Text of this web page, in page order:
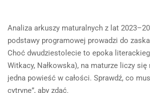
Analiza arkuszy maturalnych z lat
podstawy programowej prowadzi do
Choć dwudziestolecie to epoka
Witkacy, Nałkowska), na maturze liczy się
jedna powieść w całości. Sprawdź, co
cytrynę”, aby zdać.